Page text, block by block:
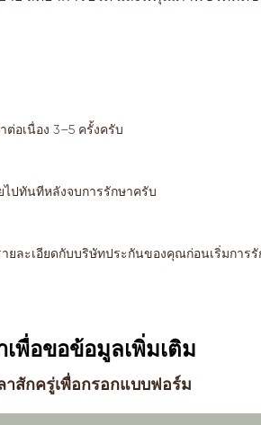
อเนื่อง 3–5 ครั้งครับ
ปทันทีหลังจบการรักษาครับ
ละเอียดกับบริษัทประกันของคุณก่อนเริ่มการรั
เพื่อขอข้อมูลเพิ่มเติม
าสักครู่เพื่อกรอกแบบฟอร์ม